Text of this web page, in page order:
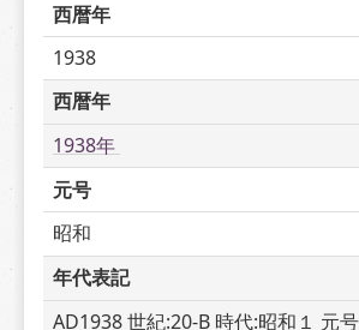
西暦年
1938
西暦年
1938年
元号
昭和
年代表記
AD1938 世紀:20-B 時代:昭和１ 元